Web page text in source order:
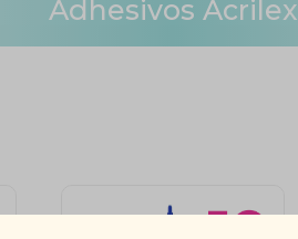
Adhesivos Acrilex